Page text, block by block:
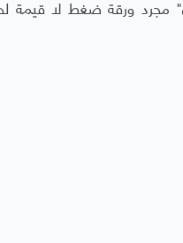
مجرد ورقة ضغط لا قيمة